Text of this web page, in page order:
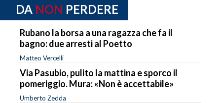
DA NON PERDERE
Rubano la borsa a una ragazza che fa il
bagno: due arresti al Poetto
Matteo Vercelli
Via Pasubio, pulito la mattina e sporco il
pomeriggio. Mura: «Non è accettabile»
Umberto Zedda